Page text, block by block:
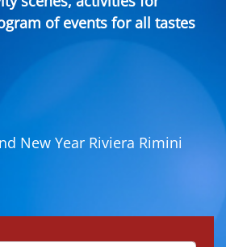
of events for all tastes
New Year Riviera Rimini